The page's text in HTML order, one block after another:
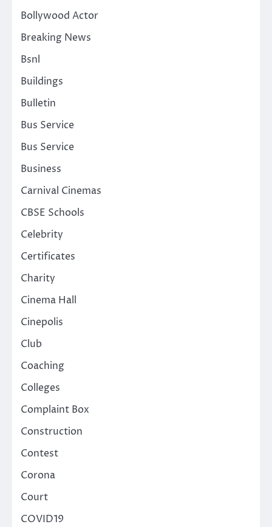
Bollywood Actor
Breaking News
Bsnl
Buildings
Bulletin
Bus Service
Bus Service
Business
Carnival Cinemas
CBSE Schools
Celebrity
Certificates
Charity
Cinema Hall
Cinepolis
Club
Coaching
Colleges
Complaint Box
Construction
Contest
Corona
Court
COVID19